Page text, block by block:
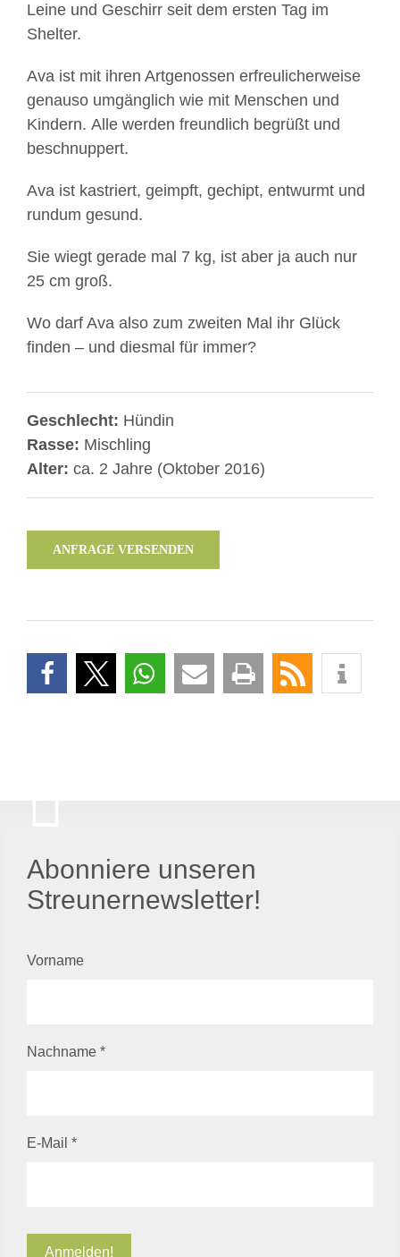
Leine und Geschirr seit dem ersten Tag im
Shelter.
Ava ist mit ihren Artgenossen erfreulicherweise
genauso umgänglich wie mit Menschen und
Kindern. Alle werden freundlich begrüßt und
beschnuppert.
Ava ist kastriert, geimpft, gechipt, entwurmt und
rundum gesund.
Sie wiegt gerade mal 7 kg, ist aber ja auch nur
25 cm groß.
Wo darf Ava also zum zweiten Mal ihr Glück
finden – und diesmal für immer?
Geschlecht: Hündin
Rasse: Mischling
Alter: ca. 2 Jahre (Oktober 2016)
ANFRAGE VERSENDEN
Abonniere unseren
Streunernewsletter!
Vorname
Nachname *
E-Mail *